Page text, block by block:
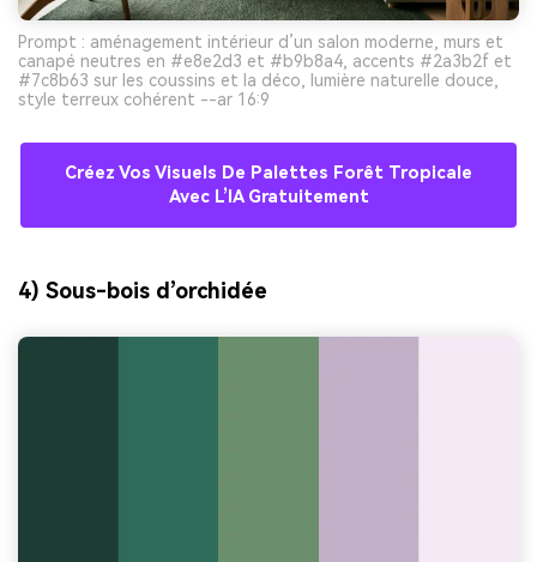
Prompt : aménagement intérieur d’un salon moderne, murs et
canapé neutres en #e8e2d3 et #b9b8a4, accents #2a3b2f et
#7c8b63 sur les coussins et la déco, lumière naturelle douce,
style terreux cohérent --ar 16:9
Créez Vos Visuels De Palettes Forêt Tropicale
Avec L’IA Gratuitement
4) Sous-bois d’orchidée